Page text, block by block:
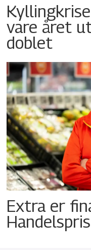
vare året
doblet
Extra er